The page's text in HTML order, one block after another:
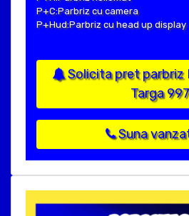
P+C:Parbriz cu camera
P+Hud:Parbriz cu head up display
Solicita pret parbriz
Targa 997
Suna